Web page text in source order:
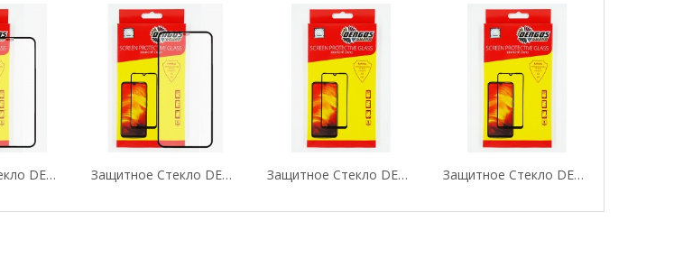
Защитное Стекло DENGOS (Tempered Glass Full... Защитное Стекло DENGOS (Tempered Glass Full... Защитное Стекло DENGOS (Tempered Glass Full... Защитное Стекло DENGOS (Tempered Glass Full...